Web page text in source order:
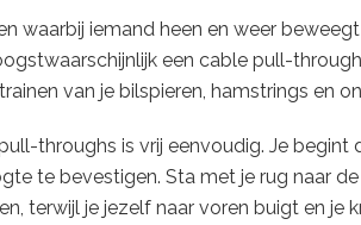
waarbij iemand heen en weer
een cable pull-
van je bilspieren, hamstrings en
throughs is vrij eenvoudig. Je
te bevestigen. Sta met je rug naar
terwijl je jezelf naar voren buigt en je